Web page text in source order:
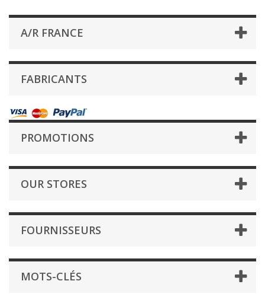
A/R FRANCE
FABRICANTS
PROMOTIONS
OUR STORES
FOURNISSEURS
MOTS-CLÉS